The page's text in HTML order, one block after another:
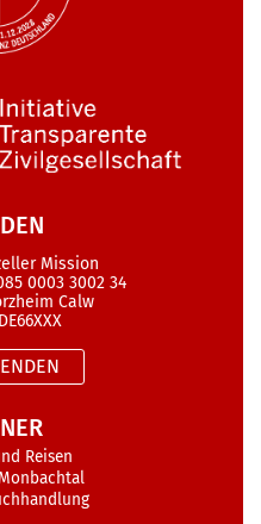
Mission
0003 3002 34
Calw
Reisen